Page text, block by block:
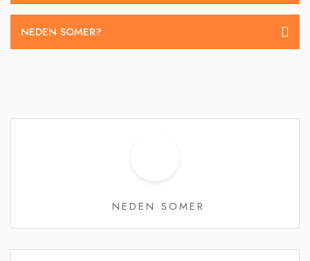
NEDEN SOMER?
NEDEN SOMER